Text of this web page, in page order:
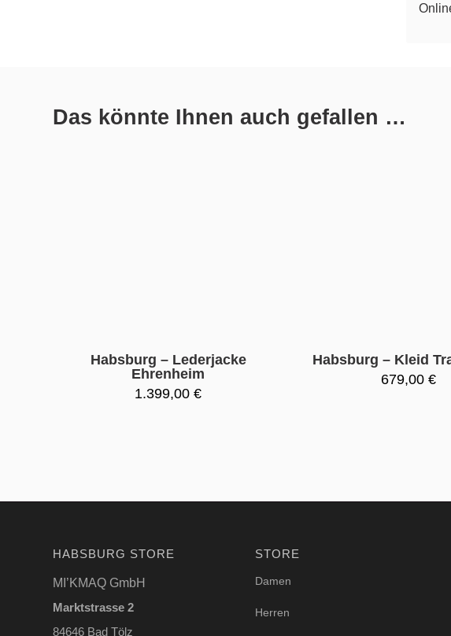
Das könnte Ihnen auch gefallen …
Habsburg – Lederjacke
Ehrenheim
1.399,00€
Habsburg – Kleid
679,00€
HABSBURG STORE
MI’KMAQ GmbH
Marktstrasse 2
84646 Bad Tölz
STORE
Damen
Herren